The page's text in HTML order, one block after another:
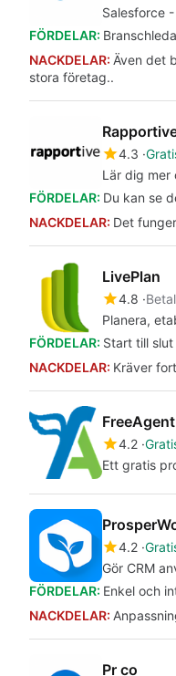
Salesforce
FÖRDELAR:
NACKDELAR: Även det
stora företag..
4.3
Lär dig
FÖRDELAR: Du kan se
NACKDELAR: Det
LivePlan
4.8
Planera,
FÖRDELAR: Start till
NACKDELAR: Kräver
FreeAgent
4.2
Ett gratis
4.2
Gör CRM
FÖRDELAR: Enkel och
NACKDELAR:
Pr co